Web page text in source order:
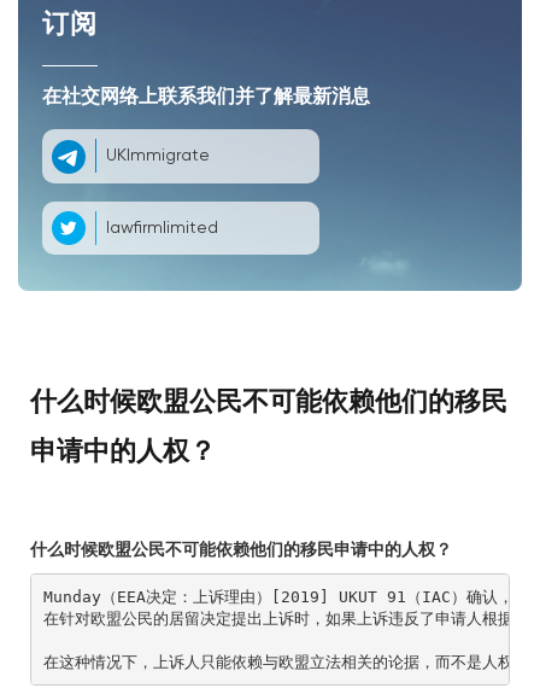
订阅
在社交网络上联系我们并了解最新消息
UKImmigrate
lawfirmlimited
什么时候欧盟公民不可能依赖他们的移民
申请中的人权？
什么时候欧盟公民不可能依赖他们的移民申请中的人权？
Munday（EEA决定：上诉理由）[2019] UKUT 91（IAC）确认，
在针对欧盟公民的居留决定提出上诉时，如果上诉违反了申请人根据
在这种情况下，上诉人只能依赖与欧盟立法相关的论据，而不是人权理